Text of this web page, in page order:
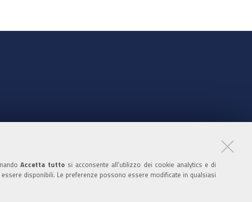
Accetta tutto si acconsente all’utilizzo dei cookie analytics e di
disponibili. Le preferenze possono essere modificate in qualsiasi